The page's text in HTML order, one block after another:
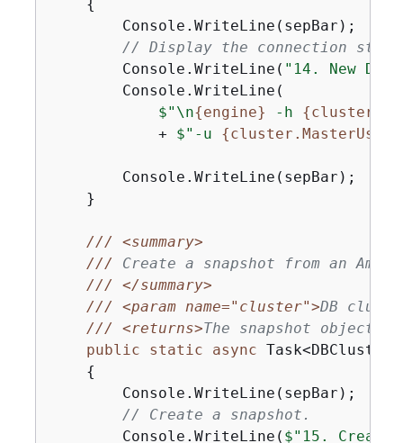
{
        Console.WriteLine(sepBar);
// Display the connection
        Console.WriteLine(
"14. New
        Console.WriteLine(
$"\n{engine} -h {
            +
$"-u {
        Console.WriteLine(sepBar);
    }
///
<summary>
/// Create a snapshot from an
///
</summary>
///
<param name="cluster">DB
///
<returns>The snapshot object.
public
static async
{
        Console.WriteLine(sepBar);
// Create a snapshot.
        Console.WriteLine(
$"15.